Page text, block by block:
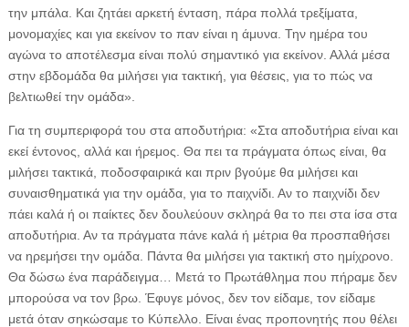
την μπάλα. Και ζητάει αρκετή ένταση, πάρα πολλά τρεξίματα,
μονομαχίες και για εκείνον το παν είναι η άμυνα. Την ημέρα του
αγώνα το αποτέλεσμα είναι πολύ σημαντικό για εκείνον. Αλλά μέσα
στην εβδομάδα θα μιλήσει για τακτική, για θέσεις, για το πώς να
βελτιωθεί την ομάδα».
Για τη συμπεριφορά του στα αποδυτήρια: «Στα αποδυτήρια είναι και
εκεί έντονος, αλλά και ήρεμος. Θα πει τα πράγματα όπως είναι, θα
μιλήσει τακτικά, ποδοσφαιρικά και πριν βγούμε θα μιλήσει και
συναισθηματικά για την ομάδα, για το παιχνίδι. Αν το παιχνίδι δεν
πάει καλά ή οι παίκτες δεν δουλεύουν σκληρά θα το πει στα ίσα στα
αποδυτήρια. Αν τα πράγματα πάνε καλά ή μέτρια θα προσπαθήσει
να ηρεμήσει την ομάδα. Πάντα θα μιλήσει για τακτική στο ημίχρονο.
Θα δώσω ένα παράδειγμα… Μετά το Πρωτάθλημα που πήραμε δεν
μπορούσα να τον βρω. Έφυγε μόνος, δεν τον είδαμε, τον είδαμε
μετά όταν σηκώσαμε το Κύπελλο. Είναι ένας προπονητής που θέλει